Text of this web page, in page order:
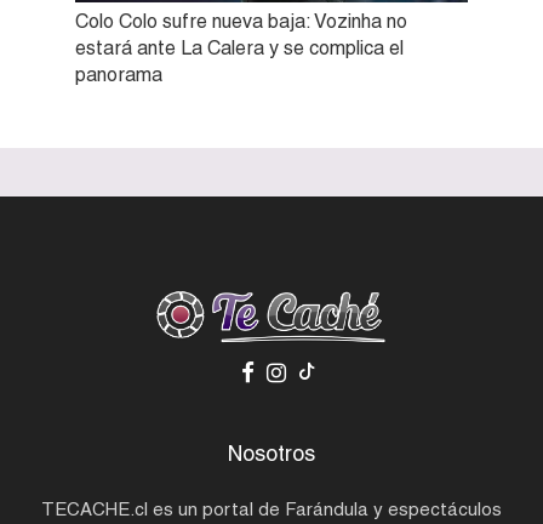
Colo Colo sufre nueva baja: Vozinha no
estará ante La Calera y se complica el
panorama
Nosotros
TECACHE.cl es un portal de Farándula y espectáculos